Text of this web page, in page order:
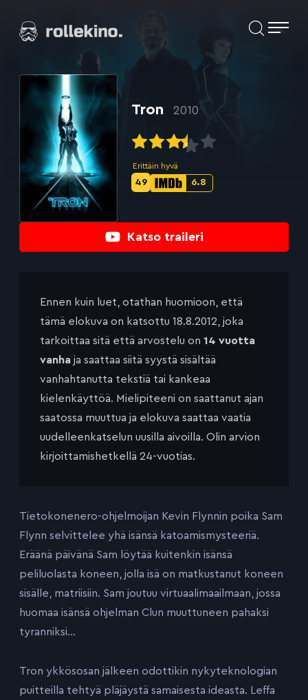
suoraan
Elokuvat ja elokuva-arviot | Rollekino.fi
lopputekstien
jälkeen.
Katso traileri
Tron 2010
Erittäin hyvä
IMDb-
6.8
Metascore-
49
Ennen kuin luet, otathan huomioon, että
tämä elokuva on katsottu 18.8.2012, joka
tarkoittaa sitä että arvostelu on 14 vuotta
vanha ja saattaa siitä syystä sisältää
vanhahtanutta tekstiä tai kankeaa
kielenkäyttöä. Mielipiteeni on saattanut ajan
saatossa muuttua ja elokuva saattaa vaatia
uudelleenkatselun uusilla aivoilla. Olin arvion
kirjoittamishetkellä 24-vuotias.
Tietokonenero-ohjelmoijan Kevin Flynnin poika Sam
Flynn selvittelee yhä isänsä katoamismysteeriä.
Eräänä päivänä Sam löytää kuitenkin isänsä
peliluolasta koneen, jolla isä on matkustanut koneen
sisälle, matriisiin. Sam joutuu virtuaalimaailmaan, jossa
huomaa isänsä ohjelman Clun muuttuneen pahaksi
tyranniksi…
Tron ykkösosan jälkeen odottikin nykyteknologian
puitteilla tehtyä pläjäystä samaisesta ideasta. Leffa